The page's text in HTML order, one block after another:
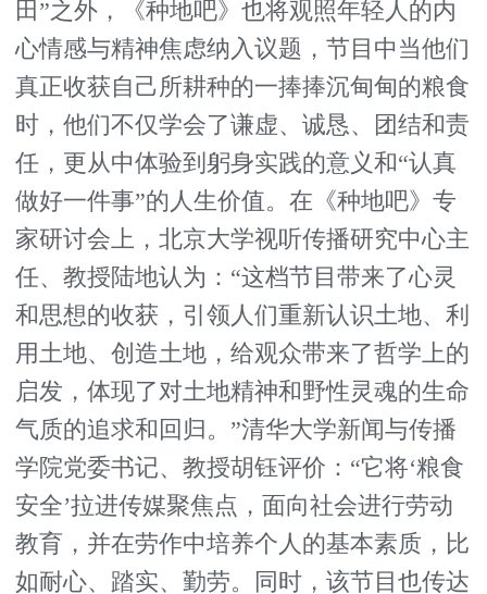
田”之外，《种地吧》也将观照年轻人的内
心情感与精神焦虑纳入议题，节目中当他们
真正收获自己所耕种的一捧捧沉甸甸的粮食
时，他们不仅学会了谦虚、诚恳、团结和责
任，更从中体验到躬身实践的意义和“认真
做好一件事”的人生价值。在《种地吧》专
家研讨会上，北京大学视听传播研究中心主
任、教授陆地认为：“这档节目带来了心灵
和思想的收获，引领人们重新认识土地、利
用土地、创造土地，给观众带来了哲学上的
启发，体现了对土地精神和野性灵魂的生命
气质的追求和回归。”清华大学新闻与传播
学院党委书记、教授胡钰评价：“它将‘粮食
安全’拉进传媒聚焦点，面向社会进行劳动
教育，并在劳作中培养个人的基本素质，比
如耐心、踏实、勤劳。同时，该节目也传达